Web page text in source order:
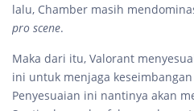
lalu, Chamber masih
pro scene.
Maka dari itu, Valorant
ini untuk menjaga
Penyesuaian ini nantinya akan